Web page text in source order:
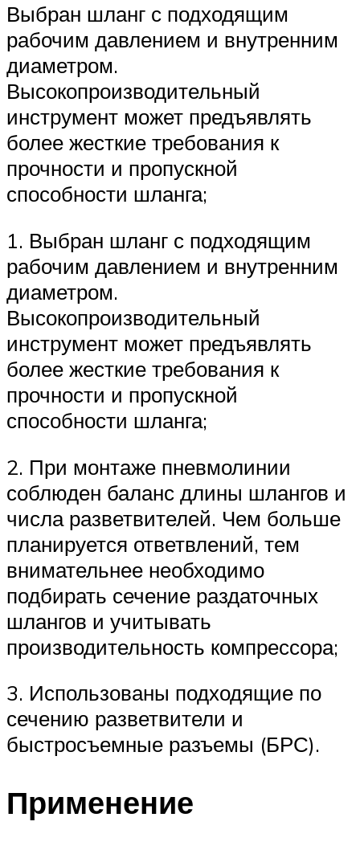
Выбран шланг с подходящим
рабочим давлением и внутренним
диаметром.
Высокопроизводительный
инструмент может предъявлять
более жесткие требования к
прочности и пропускной
способности шланга;
1. Выбран шланг с подходящим
рабочим давлением и внутренним
диаметром.
Высокопроизводительный
инструмент может предъявлять
более жесткие требования к
прочности и пропускной
способности шланга;
2. При монтаже пневмолинии
соблюден баланс длины шлангов и
числа разветвителей. Чем больше
планируется ответвлений, тем
внимательнее необходимо
подбирать сечение раздаточных
шлангов и учитывать
производительность компрессора;
3. Использованы подходящие по
сечению разветвители и
быстросъемные разъемы (БРС).
Применение